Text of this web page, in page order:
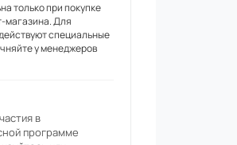
только при покупке
магазина. Для
специальные
у менеджеров
в
программе